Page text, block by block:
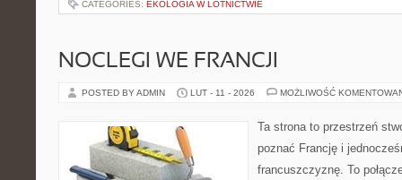
CATEGORIES: EKOLOGIA W LOTNICTWIE
NOCLEGI WE FRANCJI
POSTED BY ADMIN LUT - 11 - 2026 MOŻLIWOŚĆ
Ta strona to przestrzeń
poznać Francję i
francuszczyznę. To